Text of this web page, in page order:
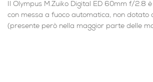
Il Olympus M.Zuiko Digital ED 60mm f/2.8
con messa a fuoco automatica, non dotato
(presente però nella maggior parte delle